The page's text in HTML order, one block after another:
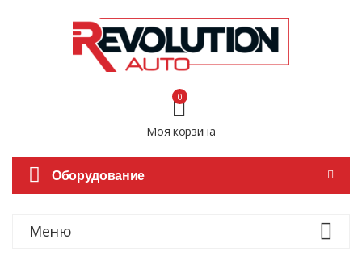
Моя корзина
0
Оборудование
Меню